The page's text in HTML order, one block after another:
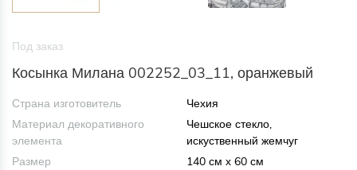
Под заказ
Косынка Милана 002252_03_11, оранжевый
Страна изготовитель
Чехия
Материал декоративного
элемента
Чешское стекло,
искуственный жемчуг
Размер
140 см х 60 см